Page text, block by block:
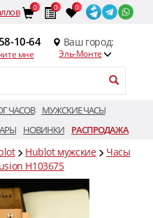
0 0 0
10-64
мне
Ваш город:
Эль-Монте
ЧАСОВ
МУЖСКИЕ ЧАСЫ
НОВИНКИ РАСПРОДАЖА
Hublot мужские
Часы
H103675